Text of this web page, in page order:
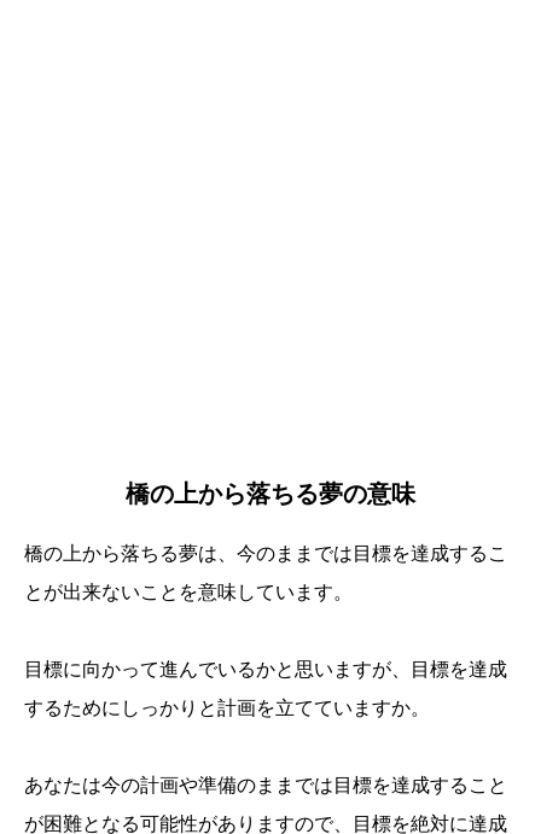
橋の上から落ちる夢の意味
橋の上から落ちる夢は、今のままでは目標を達成するこ
とが出来ないことを意味しています。
目標に向かって進んでいるかと思いますが、目標を達成
するためにしっかりと計画を立てていますか。
あなたは今の計画や準備のままでは目標を達成すること
が困難となる可能性がありますので、目標を絶対に達成